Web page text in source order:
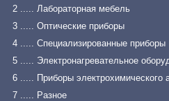
2 ..... Лабораторная мебель
3 ..... Оптические приборы
4 ..... Специализированные приборы
5 ..... Электронагревательное
6 ..... Приборы электрохимического
7 ..... Разное